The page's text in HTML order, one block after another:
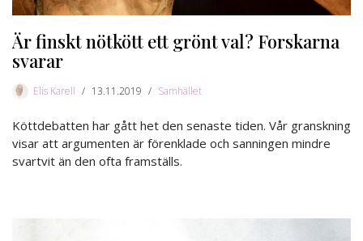
Är finskt nötkött ett grönt val? Forskarna
svarar
Elis Karell 13.11.2019 Samhället
Köttdebatten har gått het den senaste tiden. Vår granskning
visar att argumenten är förenklade och sanningen mindre
svartvit än den ofta framställs.